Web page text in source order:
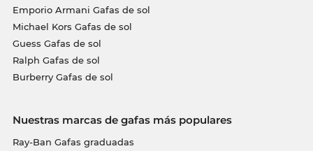
Emporio Armani Gafas de sol
Michael Kors Gafas de sol
Guess Gafas de sol
Ralph Gafas de sol
Burberry Gafas de sol
Nuestras marcas de gafas más populares
Ray-Ban Gafas graduadas